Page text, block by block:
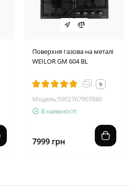
Поверхня газова на металі
WEILOR GM 604 BL
9
Модель:5902767907880
В наявності
7999 грн